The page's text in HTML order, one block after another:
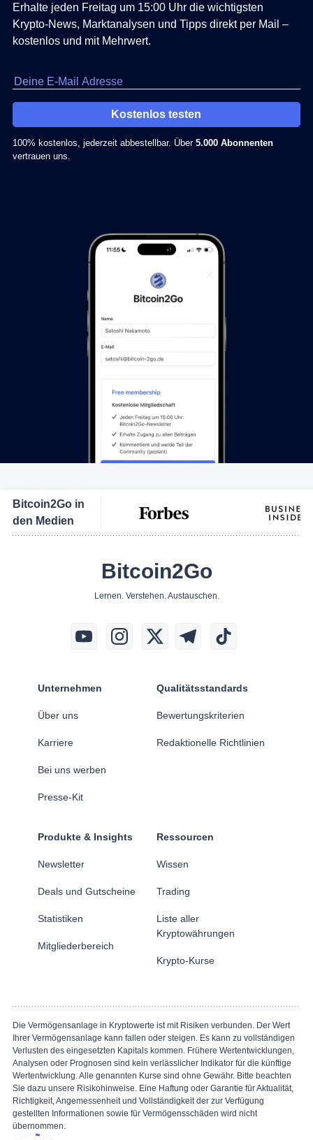
Erhalte jeden Freitag um 15:00 Uhr die wichtigsten
Krypto-News, Marktanalysen und Tipps direkt per Mail –
kostenlos und mit Mehrwert.
Kostenlos testen
100% kostenlos, jederzeit abbestellbar. Über 5.000 Abonnenten
vertrauen uns.
Bitcoin2Go in
den Medien
Bitcoin2Go
Lernen. Verstehen. Austauschen.
Unternehmen
Über uns
Karriere
Bei uns werben
Presse-Kit
Qualitätsstandards
Bewertungskriterien
Redaktionelle Richtlinien
Produkte & Insights
Newsletter
Deals und Gutscheine
Statistiken
Mitgliederbereich
Ressourcen
Wissen
Trading
Liste aller
Kryptowährungen
Krypto-Kurse
Die Vermögensanlage in Kryptowerte ist mit Risiken verbunden. Der Wert
Ihrer Vermögensanlage kann fallen oder steigen. Es kann zu vollständigen
Verlusten des eingesetzten Kapitals kommen. Frühere Wertentwicklungen,
Analysen oder Prognosen sind kein verlässlicher Indikator für die künftige
Wertentwicklung. Alle genannten Kurse sind ohne Gewähr. Bitte beachten
Sie dazu unsere Risikohinweise. Eine Haftung oder Garantie für Aktualität,
Richtigkeit, Angemessenheit und Vollständigkeit der zur Verfügung
gestellten Informationen sowie für Vermögensschäden wird nicht
übernommen.